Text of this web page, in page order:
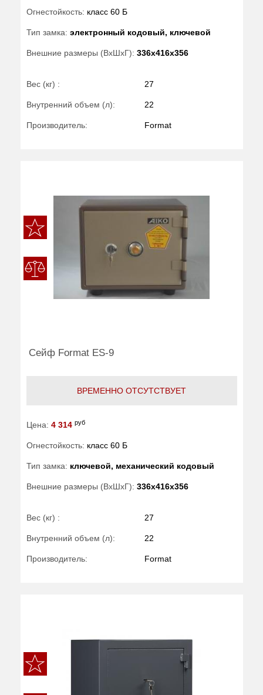
Огнестойкость: класс 60 Б
Тип замка: электронный кодовый, ключевой
Внешние размеры (ВхШхГ): 336x416x356
Вес (кг) : 27
Внутренний объем (л): 22
Производитель: Format
Сейф Format ES-9
ВРЕМЕННО ОТСУТСТВУЕТ
Цена: 4 314 руб
Огнестойкость: класс 60 Б
Тип замка: ключевой, механический кодовый
Внешние размеры (ВхШхГ): 336x416x356
Вес (кг) : 27
Внутренний объем (л): 22
Производитель: Format